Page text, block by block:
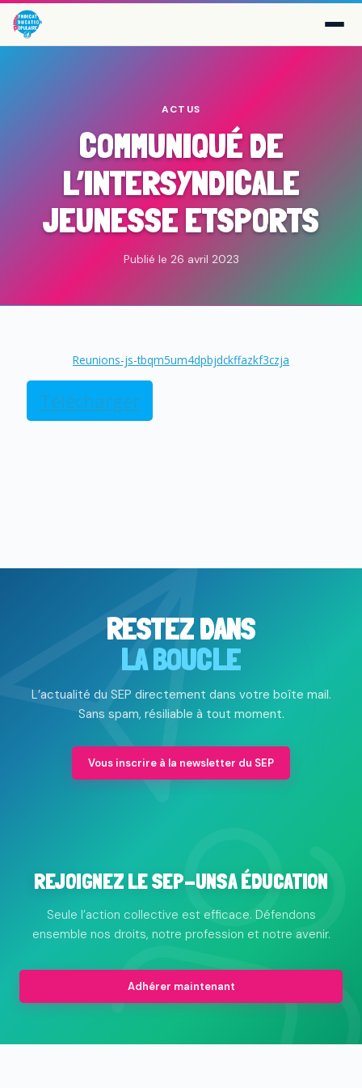
ACTUS
COMMUNIQUÉ DE
L’INTERSYNDICALE
JEUNESSE ETSPORTS
Publié le 26 avril 2023
Reunions-js-tbqm5um4dpbjdckffazkf3czja
Télécharger
RESTEZ DANS
LA BOUCLE
L’actualité du SEP directement dans votre boîte mail.
Sans spam, résiliable à tout moment.
Vous inscrire à la newsletter du SEP
REJOIGNEZ LE SEP-UNSA ÉDUCATION
Seule l’action collective est efficace. Défendons
ensemble nos droits, notre profession et notre avenir.
Adhérer maintenant